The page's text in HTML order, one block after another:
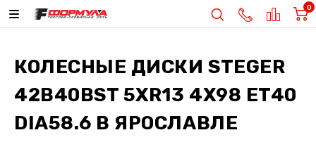
0
КОЛЕСНЫЕ ДИСКИSTEGER
42B40BST 5XR13 4X98 ET40
DIA58.6 В ЯРОСЛАВЛЕ